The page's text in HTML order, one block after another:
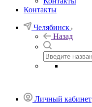
Контакты
Челябинск
Назад
Личный кабинет